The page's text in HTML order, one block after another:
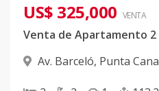
US$ 325,000 VENTA
Av. Barceló, Punta Cana